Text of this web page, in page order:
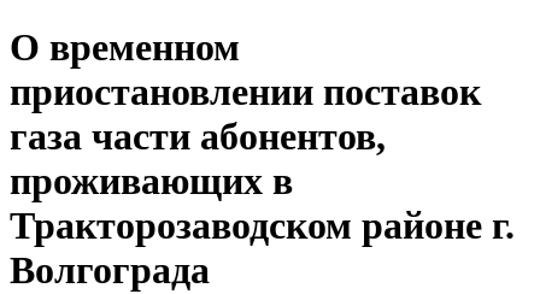
О временном
приостановлении поставок
газа части абонентов,
проживающих в
Тракторозаводском районе г.
Волгограда